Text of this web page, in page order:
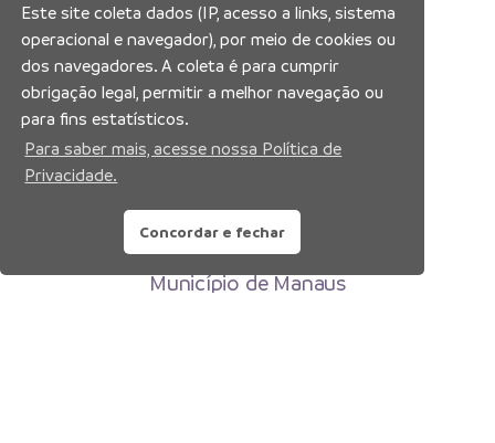
Prefeitura Municipal de Manaus
Município de Manaus
Este site coleta dados (IP, acesso a links, sistema
operacional e navegador), por meio de cookies ou
dos navegadores. A coleta é para cumprir
obrigação legal, permitir a melhor navegação ou
para fins estatísticos.
Para saber mais, acesse nossa Política de
Privacidade.
Concordar e fechar